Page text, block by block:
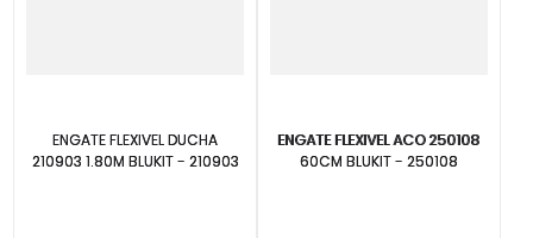
ENGATE FLEXIVEL DUCHA
210903 1.80M BLUKIT - 210903
ENGATE FLEXIVEL ACO 250108
60CM BLUKIT - 250108